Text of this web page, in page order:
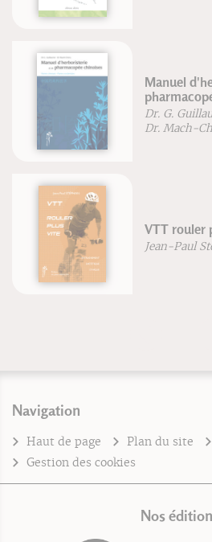
d'herboristerie et de
chinoise
Mach-Chieu
rouler plus vite
Paul Stéphan
Navigation
Haut de page Plan du site
Gestion des cookies
Nos